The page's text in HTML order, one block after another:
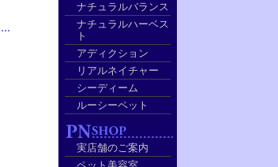
ナチュラルバランス
ナチュラルハーベス
ト
アディクション
リアルネイチャー
シーディーム
ルーシーペット
実店舗のご案内